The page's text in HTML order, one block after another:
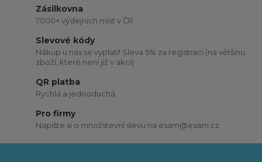
Zásilkovna
7000+ výdejních míst v ČR
Slevové kódy
Nákup u nás se vyplatí! Sleva 5% za registraci (na většinu
zboží, které není již v akci)
QR platba
Rychlá a jednoduchá
Pro firmy
Napište si o množstevní slevu na esam@esam.cz